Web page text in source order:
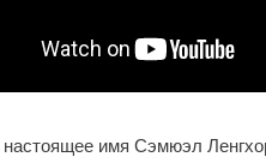
настоящее имя Сэмюэл